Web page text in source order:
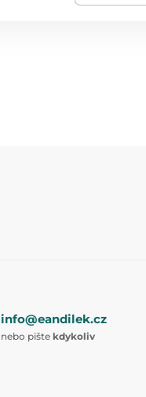
info@eandilek.cz
nebo pište kdykoliv